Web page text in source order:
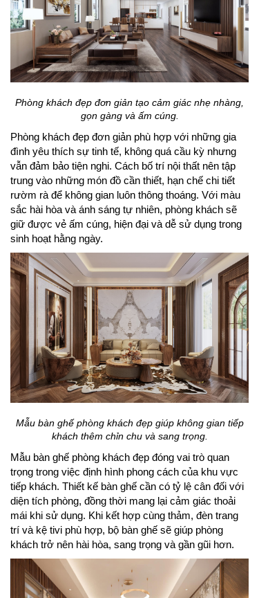
Phòng khách đẹp đơn giản tạo cảm giác nhẹ nhàng,
gọn gàng và ấm cúng.
Phòng khách đẹp đơn giản phù hợp với những gia
đình yêu thích sự tinh tế, không quá cầu kỳ nhưng
vẫn đảm bảo tiện nghi. Cách bố trí nội thất nên tập
trung vào những món đồ cần thiết, hạn chế chi tiết
rườm rà để không gian luôn thông thoáng. Với màu
sắc hài hòa và ánh sáng tự nhiên, phòng khách sẽ
giữ được vẻ ấm cúng, hiện đại và dễ sử dụng trong
sinh hoạt hằng ngày.
Mẫu bàn ghế phòng khách đẹp giúp không gian tiếp
khách thêm chỉn chu và sang trọng.
Mẫu bàn ghế phòng khách đẹp đóng vai trò quan
trọng trong việc định hình phong cách của khu vực
tiếp khách. Thiết kế bàn ghế cần có tỷ lệ cân đối với
diện tích phòng, đồng thời mang lại cảm giác thoải
mái khi sử dụng. Khi kết hợp cùng thảm, đèn trang
trí và kệ tivi phù hợp, bộ bàn ghế sẽ giúp phòng
khách trở nên hài hòa, sang trọng và gần gũi hơn.